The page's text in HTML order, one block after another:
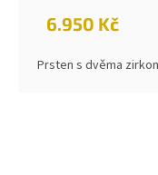
6.950 Kč
Prsten s dvěma